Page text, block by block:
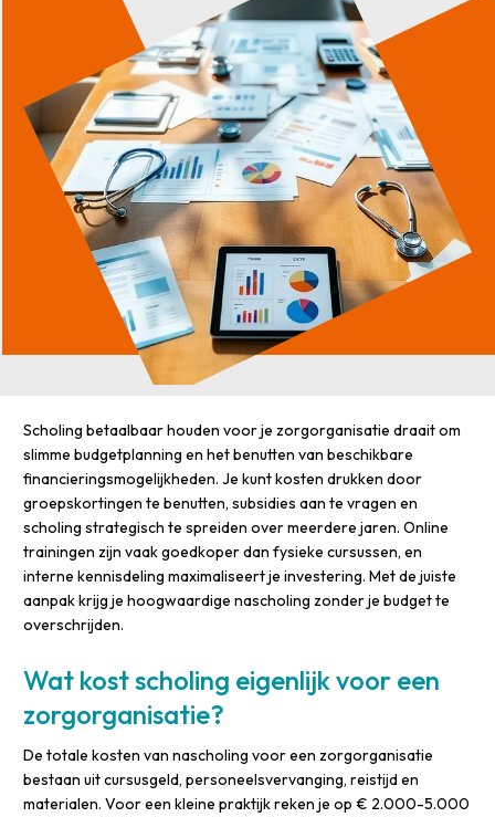
Scholing betaalbaar houden voor je zorgorganisatie draait om
slimme budgetplanning en het benutten van beschikbare
financieringsmogelijkheden. Je kunt kosten drukken door
groepskortingen te benutten, subsidies aan te vragen en
scholing strategisch te spreiden over meerdere jaren. Online
trainingen zijn vaak goedkoper dan fysieke cursussen, en
interne kennisdeling maximaliseert je investering. Met de juiste
aanpak krijg je hoogwaardige nascholing zonder je budget te
overschrijden.
Wat kost scholing eigenlijk voor een
zorgorganisatie?
De totale kosten van nascholing voor een zorgorganisatie
bestaan uit cursusgeld, personeelsvervanging, reistijd en
materialen. Voor een kleine praktijk reken je op € 2.000-5.000